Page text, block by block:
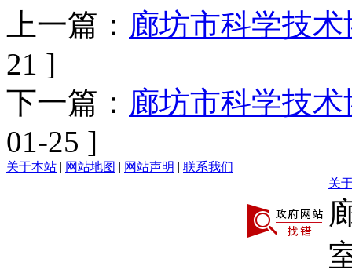
上一篇： 廊坊市科学技
21 ]
下一篇： 廊坊市科学技
01-25 ]
关于本站 | 网站地图 | 网站声明 | 联系我们
关